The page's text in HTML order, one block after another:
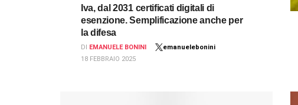
Iva, dal 2031 certificati digitali di
esenzione. Semplificazione anche per
la difesa
DI EMANUELE BONINI
emanuelebonini
18 FEBBRAIO 2025